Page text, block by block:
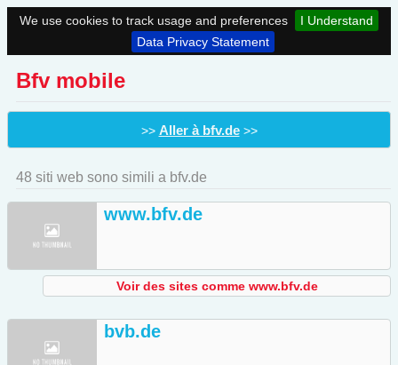
We use cookies to track usage and preferences
I Understand
Data Privacy Statement
Bfv mobile
>> Aller à bfv.de>>
48 siti web sono simili a bfv.de
www.bfv.de
Voir des sites comme www.bfv.de
bvb.de